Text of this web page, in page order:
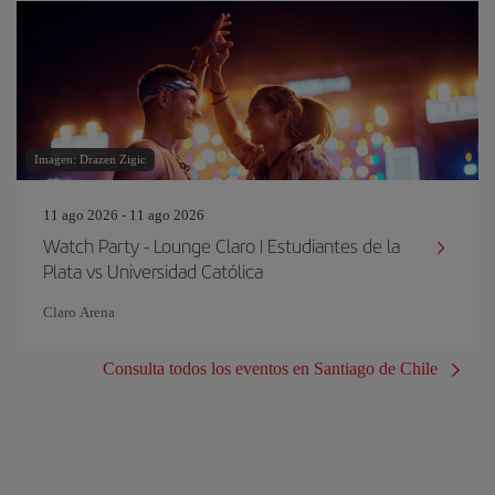
Imagen: Drazen Zigic
11 ago 2026 - 11 ago 2026
Watch Party - Lounge Claro | Estudiantes de la
Plata vs Universidad Católica
Claro Arena
Consulta todos los eventos en Santiago de Chile